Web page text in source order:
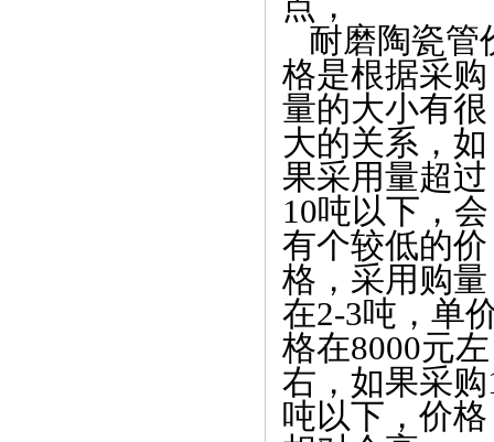
耐磨陶瓷管
格是根据采购
量的大小有很
大的关系，如
果采用量超过
10吨以下，会
有个较低的价
格，采用购量
在2-3吨，单
格在8000元左
右，如果采购
吨以下，价格